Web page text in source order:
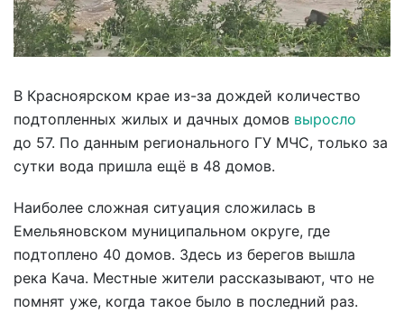
В Красноярском крае из-за дождей количество
подтопленных жилых и дачных домов выросло
до 57. По данным регионального ГУ МЧС, только за
сутки вода пришла ещё в 48 домов.
Наиболее сложная ситуация сложилась в
Емельяновском муниципальном округе, где
подтоплено 40 домов. Здесь из берегов вышла
река Кача. Местные жители рассказывают, что не
помнят уже, когда такое было в последний раз.